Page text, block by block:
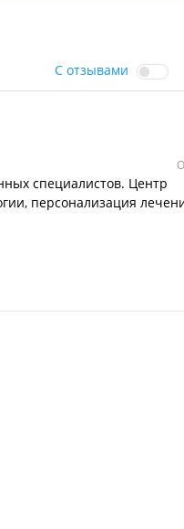
С отзывами
специалистов. Центр
персонализация